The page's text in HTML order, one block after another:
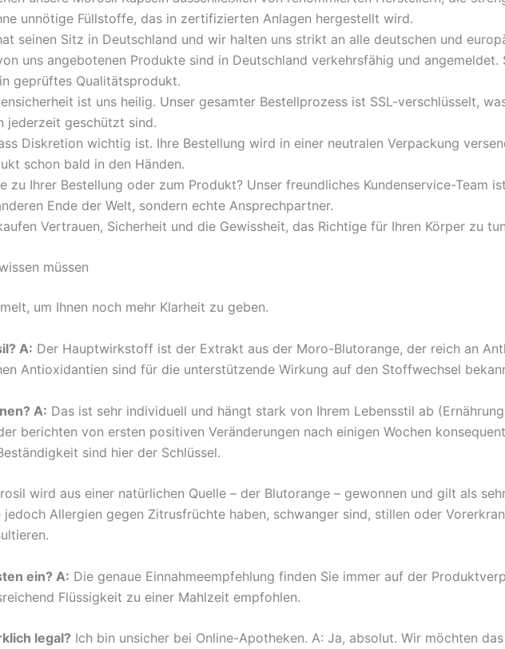
unnötige Füllstoffe, das in zertifizierten Anlagen hergestellt wird.
seinen Sitz in Deutschland und wir halten uns strikt an alle deutschen und
uns angebotenen Produkte sind in Deutschland verkehrsfähig und angemeldet.
geprüftes Qualitätsprodukt.
ist uns heilig. Unser gesamter Bestellprozess ist SSL-verschlüsselt,
jederzeit geschützt sind.
Diskretion wichtig ist. Ihre Bestellung wird in einer neutralen Verpackung
schon bald in den Händen.
zu Ihrer Bestellung oder zum Produkt? Unser freundliches Kundenservice-Team
Ende der Welt, sondern echte Ansprechpartner.
Vertrauen, Sicherheit und die Gewissheit, das Richtige für Ihren Körper zu
müssen
um Ihnen noch mehr Klarheit zu geben.
A: Der Hauptwirkstoff ist der Extrakt aus der Moro-Blutorange, der reich an
Antioxidantien sind für die unterstützende Wirkung auf den Stoffwechsel
A: Das ist sehr individuell und hängt stark von Ihrem Lebensstil ab
berichten von ersten positiven Veränderungen nach einigen Wochen
sind hier der Schlüssel.
wird aus einer natürlichen Quelle – der Blutorange – gewonnen und gilt als
Allergien gegen Zitrusfrüchte haben, schwanger sind, stillen oder
ein? A: Die genaue Einnahmeempfehlung finden Sie immer auf der
Flüssigkeit zu einer Mahlzeit empfohlen.
legal? Ich bin unsicher bei Online-Apotheken. A: Ja, absolut. Wir möchten